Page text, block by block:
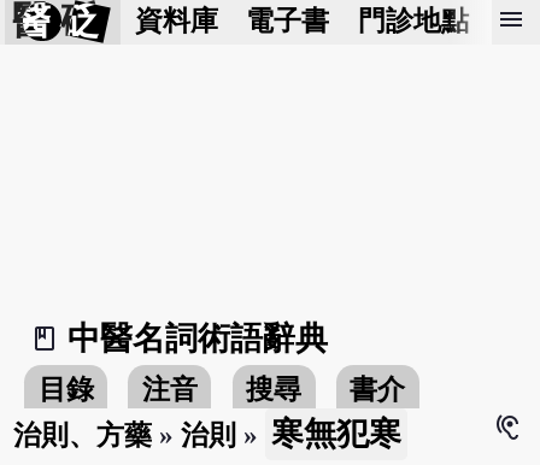
醫 砭 資料庫 電子書 門診地點 預
menu
book_2
中醫名詞術語辭典
目錄 注音 搜尋
書介
治則、方藥 »治則 » 寒無犯寒
hearing